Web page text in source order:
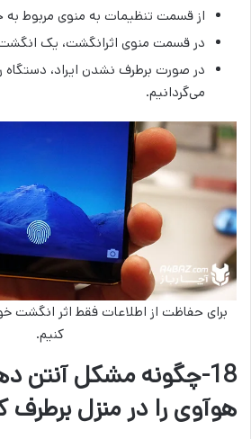
از قسمت تنظیمات به منوی مربوط
در قسمت منوی اثرانگشت، یک
در صورت برطرف نشدن ایراد، دستگاه
می‌گردانیم.
برای حفاظت از اطلاعات فقط اثر انگشت
کنیم.
18-چگونه مشکل آنتن
هوآوی را در منزل برطرف